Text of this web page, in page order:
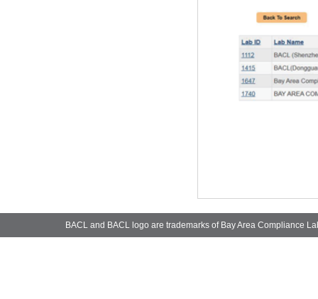
BACL and BACL logo are trademarks of Bay Area